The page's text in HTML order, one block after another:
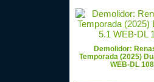
Demolidor:
Temporada (2025)
WEB-DL